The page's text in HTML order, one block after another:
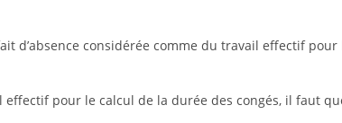
d’absence considérée comme du travail effectif pour
effectif pour le calcul de la durée des congés, il faut